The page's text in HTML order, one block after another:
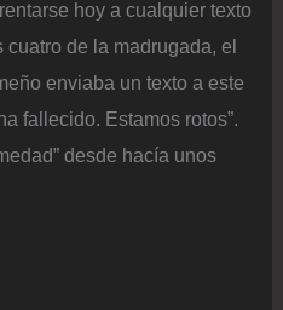
hoy a cualquier texto
de la madrugada, el
enviaba un texto a este
fallecido. Estamos rotos”.
desde hacía unos